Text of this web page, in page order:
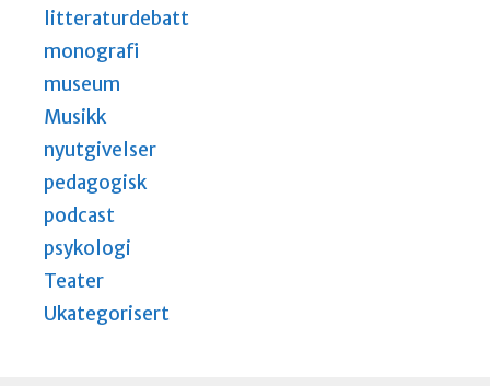
litteraturdebatt
monografi
museum
Musikk
nyutgivelser
pedagogisk
podcast
psykologi
Teater
Ukategorisert